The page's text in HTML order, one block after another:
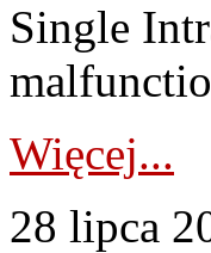
Single
Więcej...
28 lipca